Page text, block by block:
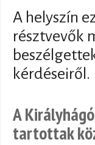
A helyszín
résztvevők
kérdéseiről.
A
tartottak